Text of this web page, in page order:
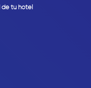
de tu hotel